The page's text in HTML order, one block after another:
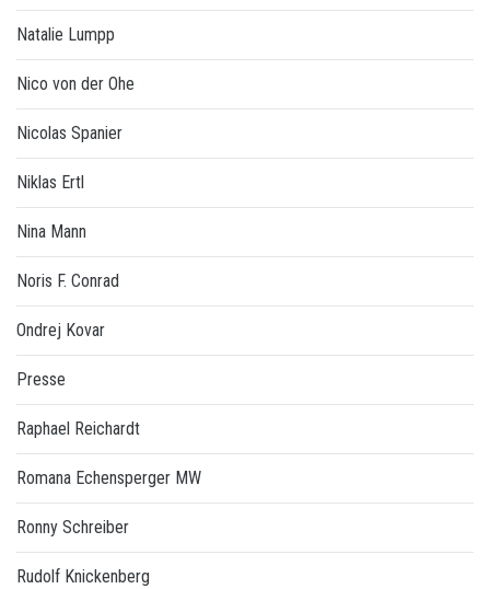
Natalie Lumpp
Nico von der Ohe
Nicolas Spanier
Niklas Ertl
Nina Mann
Noris F. Conrad
Ondrej Kovar
Presse
Raphael Reichardt
Romana Echensperger MW
Ronny Schreiber
Rudolf Knickenberg